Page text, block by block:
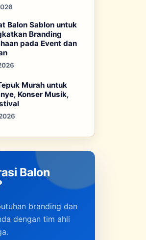
Balon Sablon untuk
Branding
pada Event dan
Murah untuk
Konser Musik,
Balon
branding dan
dengan tim ahli